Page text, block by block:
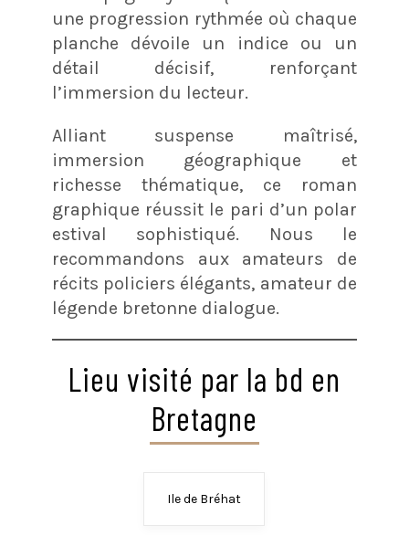
une progression rythmée où chaque
planche dévoile un indice ou un
détail décisif, renforçant
l’immersion du lecteur.
Alliant suspense maîtrisé,
immersion géographique et
richesse thématique, ce roman
graphique réussit le pari d’un polar
estival sophistiqué. Nous le
recommandons aux amateurs de
récits policiers élégants, amateur de
légende bretonne dialogue.
Lieu visité par la bd en
Bretagne
Ile de Bréhat